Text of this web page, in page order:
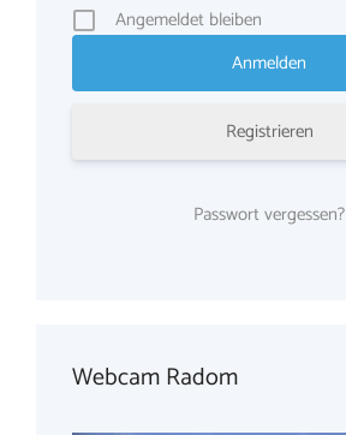
Angemeldet bleiben
Registrieren
Passwort vergessen?
Webcam Radom